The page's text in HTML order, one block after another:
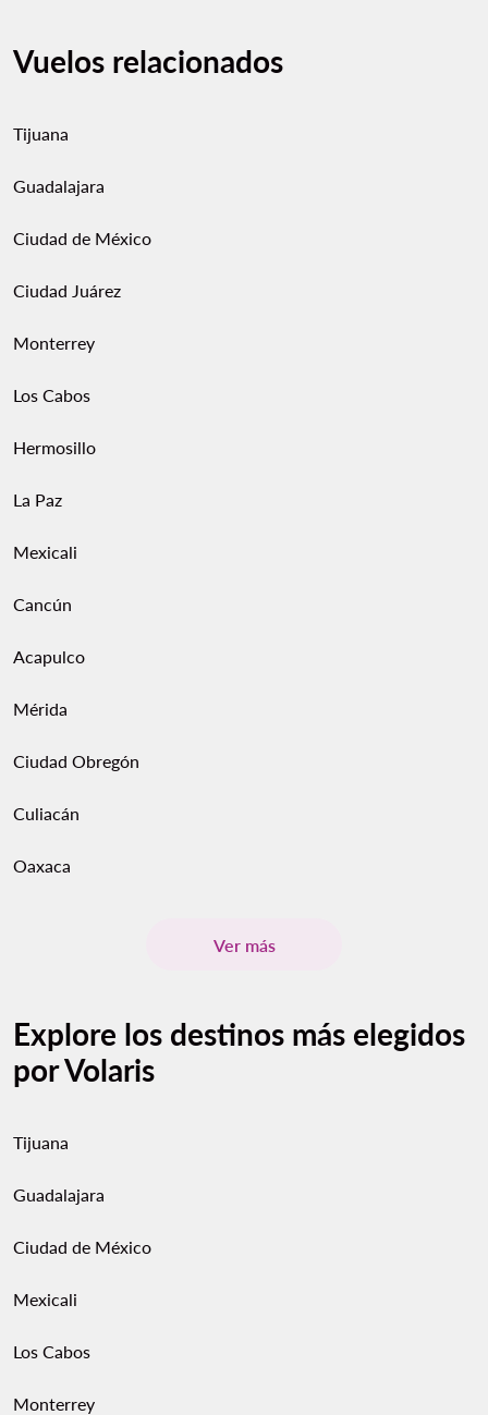
Vuelos relacionados
Tijuana
Guadalajara
Ciudad de México
Ciudad Juárez
Monterrey
Los Cabos
Hermosillo
La Paz
Mexicali
Cancún
Acapulco
Mérida
Ciudad Obregón
Culiacán
Oaxaca
Ver más
Explore los destinos más elegidos
por Volaris
Tijuana
Guadalajara
Ciudad de México
Mexicali
Los Cabos
Monterrey